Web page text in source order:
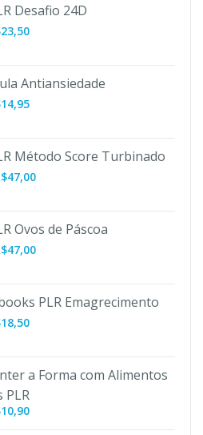
é:
R$10,90.
Desafio 24D
23,50
Antiansiedade
14,95
Método Score Turbinado
47,00O
é:
R$47,00.
Ovos de Páscoa
47,00O
é:
PLR Emagrecimento
18,50
a Forma com Alimentos
PLR
10,90O